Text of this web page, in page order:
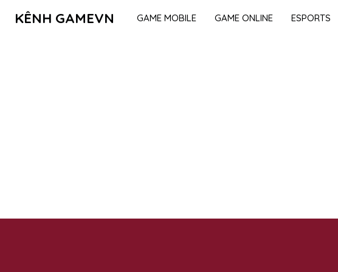
KÊNH GAMEVN GAME MOBILE GAME ONLINE ESPORTS